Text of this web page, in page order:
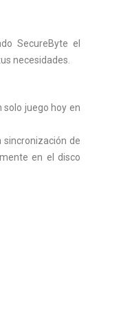
SecureByte el
necesidades.
solo juego hoy en
sincronización de
en el disco